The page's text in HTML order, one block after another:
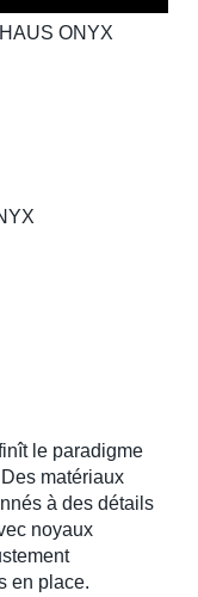
ONYX
le paradigme
matériaux
à des détails
noyaux
en place.